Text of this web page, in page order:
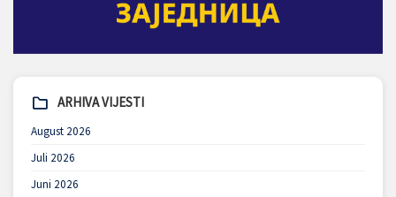
ARHIVA VIJESTI
August 2026
Juli 2026
Juni 2026